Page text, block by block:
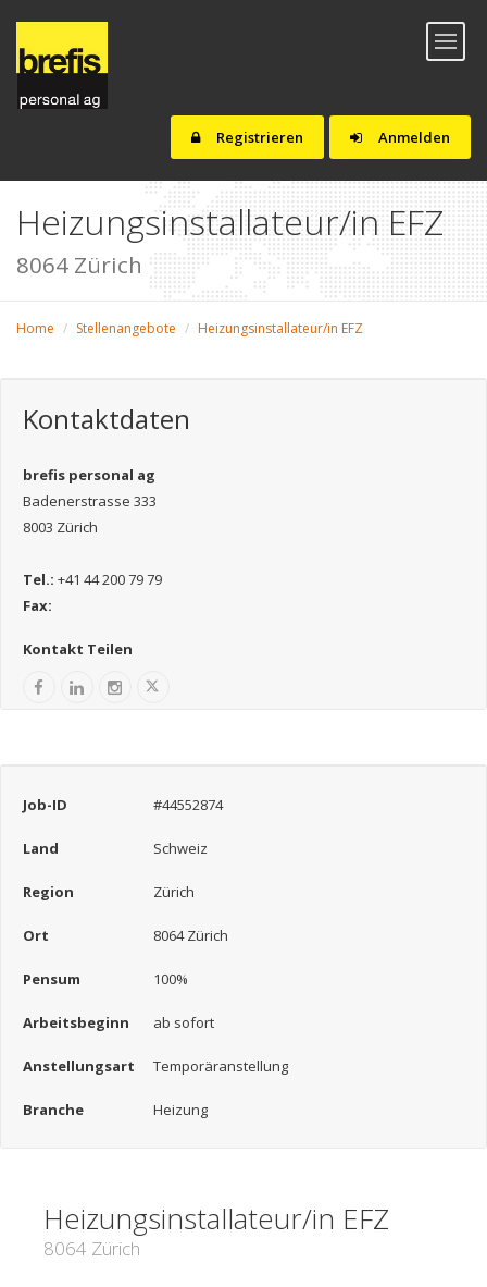
Anmelden
Registrieren
Toggle
Heizungsinstallateur/in EFZ
8064 Zürich
Home Stellenangebote Heizungsinstallateur/in EFZ
Kontaktdaten
brefis personal ag
Badenerstrasse 333
8003 Zürich
Tel.: +41 44 200 79 79
Fax:
Kontakt Teilen
Job-ID #44552874
Land Schweiz
Region Zürich
Ort 8064 Zürich
Pensum 100%
Arbeitsbeginn ab sofort
Anstellungsart Temporäranstellung
Branche Heizung
Heizungsinstallateur/in EFZ
8064 Zürich